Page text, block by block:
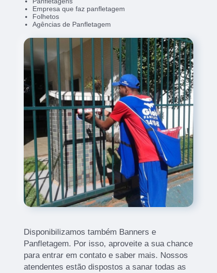
Empresa que faz panfletagem
Folhetos
Agências de Panfletagem
Disponibilizamos também Banners e
Panfletagem. Por isso, aproveite a sua chance
para entrar em contato e saber mais. Nossos
atendentes estão dispostos a sanar todas as